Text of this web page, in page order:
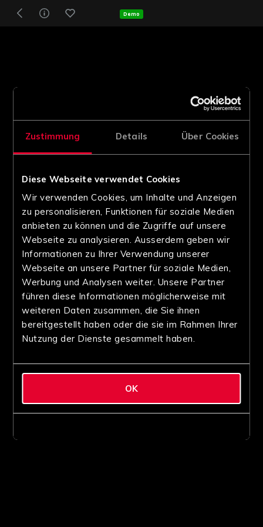
Zustimmung Details Über Cookies
Diese Webseite verwendet Cookies
Wir verwenden Cookies, um Inhalte und Anzeigen
zu personalisieren, Funktionen für soziale Medien
anbieten zu können und die Zugriffe auf unsere
Webseite zu analysieren. Ausserdem geben wir
Informationen zu Ihrer Verwendung unserer
Webseite an unsere Partner für soziale Medien,
Werbung und Analysen weiter. Unsere Partner
führen diese Informationen möglicherweise mit
weiteren Daten zusammen, die Sie ihnen
bereitgestellt haben oder die sie im Rahmen Ihrer
Nutzung der Dienste gesammelt haben.
OK
Demo